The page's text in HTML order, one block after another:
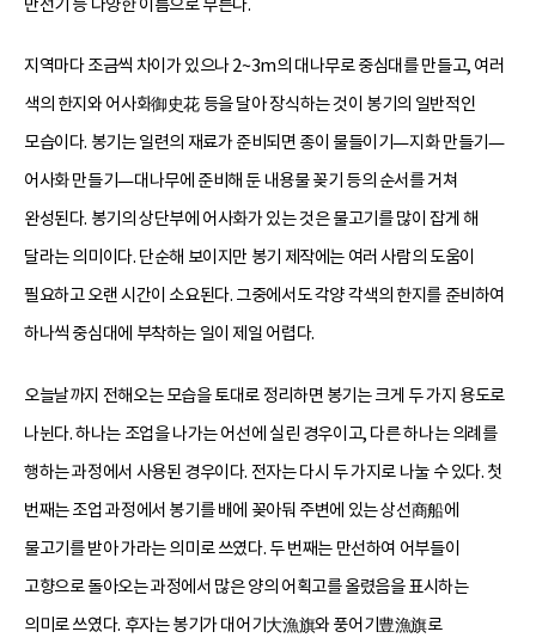
만선기 등 다양한 이름으로 부른다.
지역마다 조금씩 차이가 있으나 2~3m의 대나무로 중심대를 만들고, 여러
색의 한지와 어사화御史花 등을 달아 장식하는 것이 봉기의 일반적인
모습이다. 봉기는 일련의 재료가 준비되면 종이 물들이기—지화 만들기—
어사화 만들기—대나무에 준비해 둔 내용물 꽂기 등의 순서를 거쳐
완성된다. 봉기의 상단부에 어사화가 있는 것은 물고기를 많이 잡게 해
달라는 의미이다. 단순해 보이지만 봉기 제작에는 여러 사람의 도움이
필요하고 오랜 시간이 소요된다. 그중에서도 각양 각색의 한지를 준비하여
하나씩 중심대에 부착하는 일이 제일 어렵다.
오늘날까지 전해오는 모습을 토대로 정리하면 봉기는 크게 두 가지 용도로
나뉜다. 하나는 조업을 나가는 어선에 실린 경우이고, 다른 하나는 의례를
행하는 과정에서 사용된 경우이다. 전자는 다시 두 가지로 나눌 수 있다. 첫
번째는 조업 과정에서 봉기를 배에 꽂아둬 주변에 있는 상선商船에
물고기를 받아 가라는 의미로 쓰였다. 두 번째는 만선하여 어부들이
고향으로 돌아오는 과정에서 많은 양의 어획고를 올렸음을 표시하는
의미로 쓰였다. 후자는 봉기가 대어기大漁旗와 풍어기豊漁旗로